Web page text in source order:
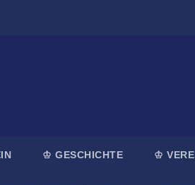
♔ GESCHICHTE ♔